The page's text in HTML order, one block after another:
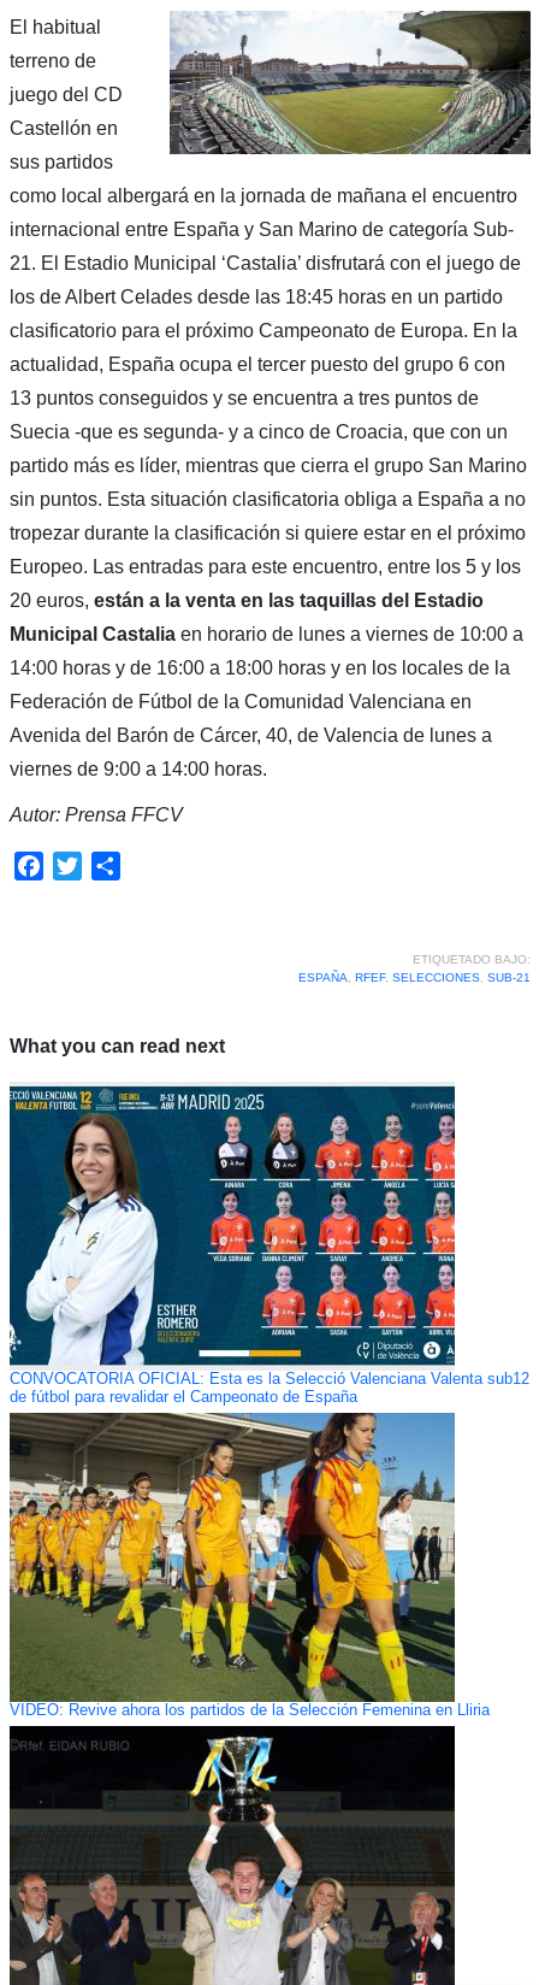
El habitual
terreno de
juego del CD
Castellón en
sus partidos
como local albergará en la jornada de mañana el encuentro
internacional entre España y San Marino de categoría Sub-
21. El Estadio Municipal ‘Castalia’ disfrutará con el juego de
los de Albert Celades desde las 18:45 horas en un partido
clasificatorio para el próximo Campeonato de Europa. En la
actualidad, España ocupa el tercer puesto del grupo 6 con
13 puntos conseguidos y se encuentra a tres puntos de
Suecia -que es segunda- y a cinco de Croacia, que con un
partido más es líder, mientras que cierra el grupo San Marino
sin puntos. Esta situación clasificatoria obliga a España a no
tropezar durante la clasificación si quiere estar en el próximo
Europeo. Las entradas para este encuentro, entre los 5 y los
20 euros, están a la venta en las taquillas del Estadio
Municipal Castaliaen horario de lunes a viernes de 10:00 a
14:00 horas y de 16:00 a 18:00 horas y en los locales de la
Federación de Fútbol de la Comunidad Valenciana en
Avenida del Barón de Cárcer, 40, de Valencia de lunes a
viernes de 9:00 a 14:00 horas.
Autor: Prensa FFCV
Facebook
Twitter
ETIQUETADO BAJO:
ESPAÑA
RFEF, SELECCIONES, SUB-21
What you can read next
CONVOCATORIA OFICIAL: Esta es la Selecció Valenciana Valenta sub12
de fútbol para revalidar el Campeonato de España
VIDEO: Revive ahora los partidos de la Selección Femenina en Lliria